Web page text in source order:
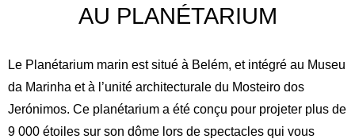
AU PLANÉTARIUM
Le Planétarium marin est situé à Belém, et intégré au Museu
da Marinha et à l’unité architecturale du Mosteiro dos
Jerónimos. Ce planétarium a été conçu pour projeter plus de
9 000 étoiles sur son dôme lors de spectacles qui vous